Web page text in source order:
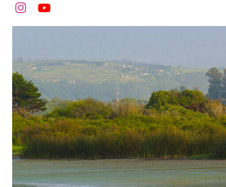
 